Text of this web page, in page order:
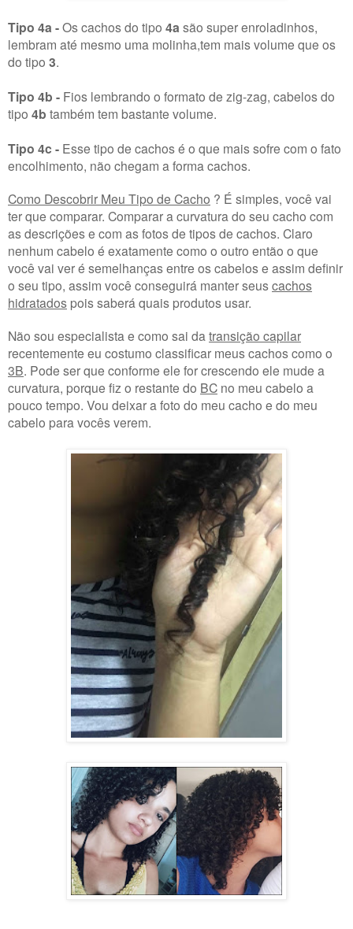
Tipo 4a -Os cachos do tipo 4a são super enroladinhos,
lembram até mesmo uma molinha,tem mais volume que os
do tipo 3.
Tipo 4b - Fios lembrando o formato de zig-zag, cabelos do
tipo 4b também tem bastante volume.
Tipo 4c - Esse tipo de cachos é o que mais sofre com o fato
encolhimento, não chegam a forma cachos.
Como Descobrir Meu Tipo de Cacho ? É simples, você vai
ter que comparar. Comparar a curvatura do seu cacho com
as descrições e com as fotos de tipos de cachos. Claro
nenhum cabelo é exatamente como o outro então o que
você vai ver é semelhanças entre os cabelos e assim definir
o seu tipo, assim você conseguirá manter seuscachos
hidratados pois saberá quais produtos usar.
Não sou especialista e como sai da transição capilar
recentemente eu costumo classificar meus cachos como o
3B. Pode ser que conforme ele for crescendo ele mude a
curvatura, porque fiz o restante do BC no meu cabelo a
pouco tempo. Vou deixar a foto do meu cacho e do meu
cabelo para vocês verem.